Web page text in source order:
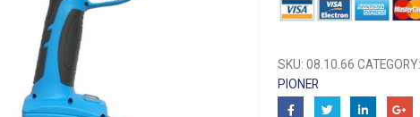
SKU: 08.10.66
PIONER